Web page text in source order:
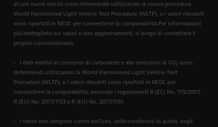
alcuni nuovi veicoli sono determinati utilizzando la nuova procedura
World Harmonised Light Vehicle Test Procedure (WLTP), e i valori rilevanti
sono riportati in NEDC per consentirne la comparabilità.Per informazioni
più dettagliate sui valori e loro aggiornamenti, si prega di contattare il
proprio concessionario.
• I dati relativi al consumo di carburante e alle emissioni di CO2 sono
determinati utilizzando la World Harmonised Light Vehicle Test
Procedure (WLTP), e i valori rilevanti sono riportati in NEDC per
consentirne la comparabilità, secondo i regolamenti R (EC) No. 715/2007,
R (EU) No. 2017/1153 e R (EU) No. 2017/1151.
• I valori non tengono conto dell'uso, delle condizioni di guida, degli